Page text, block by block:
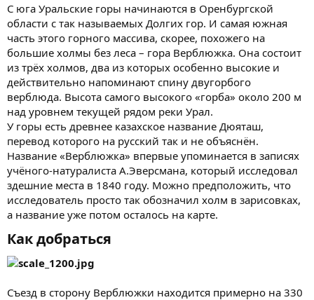
С юга Уральские горы начинаются в Оренбургской
области с так называемых Долгих гор. И самая южная
часть этого горного массива, скорее, похожего на
большие холмы без леса – гора Верблюжка. Она состоит
из трёх холмов, два из которых особенно высокие и
действительно напоминают спину двугорбого
верблюда. Высота самого высокого «горба» около 200 м
над уровнем текущей рядом реки Урал.
У горы есть древнее казахское название Дюяташ,
перевод которого на русский так и не объяснён.
Название «Верблюжка» впервые упоминается в записях
учёного-натуралиста А.Эверсмана, который исследовал
здешние места в 1840 году. Можно предположить, что
исследователь просто так обозначил холм в зарисовках,
а название уже потом осталось на карте.
Как добраться
Съезд в сторону Верблюжки находится примерно на 330